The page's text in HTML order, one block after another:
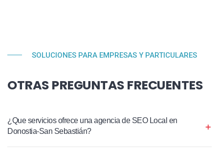
SOLUCIONES PARA EMPRESAS Y PARTICULARES
OTRAS PREGUNTAS FRECUENTES
¿Que servicios ofrece una agencia de SEO Local en
Donostia-San Sebastián?